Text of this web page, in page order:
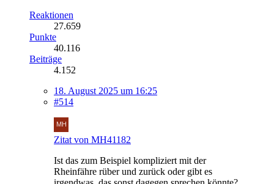
Reaktionen
27.659
Punkte
40.116
Beiträge
4.152
18. August 2025 um 16:25
#514
Zitat von MH41182
Ist das zum Beispiel kompliziert mit der
Rheinfähre rüber und zurück oder gibt es